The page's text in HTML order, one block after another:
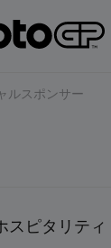
ルスポンサー
スピタリティ